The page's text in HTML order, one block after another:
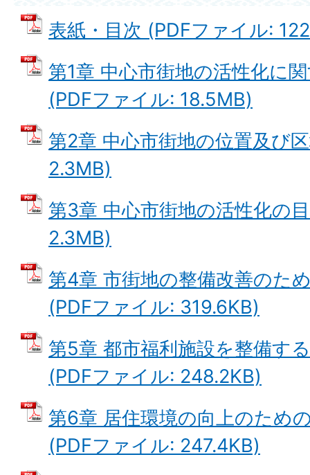
表紙・目次 (PDFファイル:
第1章 中心市街地の活性化に
(PDFファイル: 18.5MB)
第2章 中心市街地の位置及び
2.3MB)
第3章 中心市街地の活性化の
2.3MB)
第4章 市街地の整備改善のた
(PDFファイル: 319.6KB)
第5章 都市福利施設を整備す
(PDFファイル: 248.2KB)
第6章 居住環境の向上のため
(PDFファイル: 247.4KB)